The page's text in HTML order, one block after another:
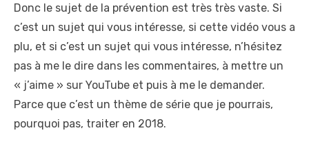
Donc le sujet de la prévention est très très vaste. Si
c’est un sujet qui vous intéresse, si cette vidéo vous a
plu, et si c’est un sujet qui vous intéresse, n’hésitez
pas à me le dire dans les commentaires, à mettre un
« j’aime » sur YouTube et puis à me le demander.
Parce que c’est un thème de série que je pourrais,
pourquoi pas, traiter en 2018.